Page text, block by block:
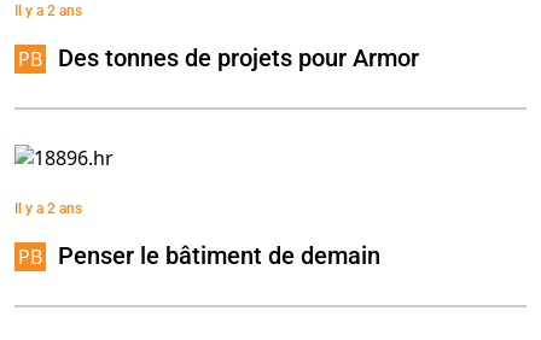
Il y a 2 ans
Des tonnes de projets pour Armor
Il y a 2 ans
Penser le bâtiment de demain